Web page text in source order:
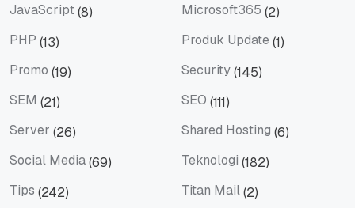
JavaScript(8) Microsoft365 (2)
PHP (13) Produk Update (1)
Promo (19) Security(145)
SEM (21) SEO (111)
Server (26) Shared Hosting (6)
Social Media(69) Teknologi (182)
Tips (242) Titan Mail(2)